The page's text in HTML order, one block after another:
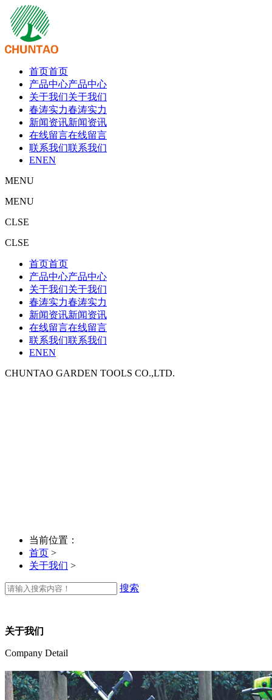
首页首页
产品中心产品中心
关于我们关于我们
春涛实力春涛实力
新闻资讯新闻资讯
在线留言在线留言
联系我们联系我们
ENEN
MENU
MENU
CLSE
CLSE
首页首页
产品中心产品中心
关于我们关于我们
春涛实力春涛实力
新闻资讯新闻资讯
在线留言在线留言
联系我们联系我们
ENEN
CHUNTAO GARDEN TOOLS CO.,LTD.
当前位置：
首页 >
关于我们 >
搜索
关于我们
Company Detail